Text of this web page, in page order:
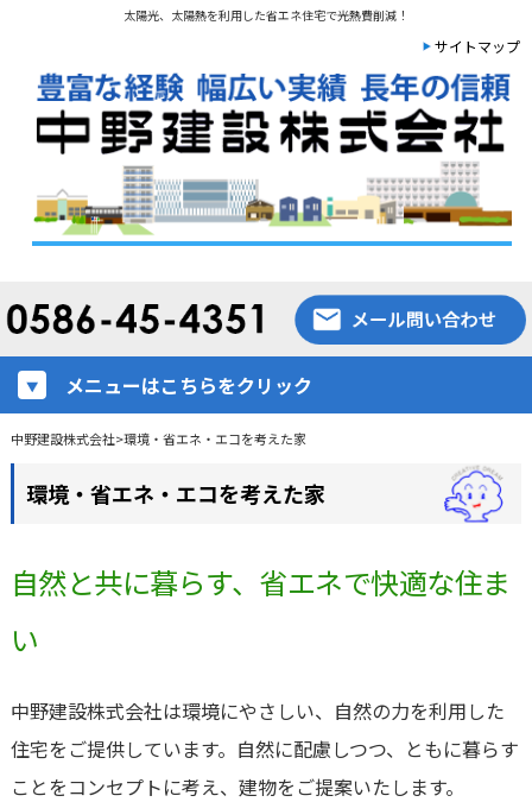
太陽光、太陽熱を利用した省エネ住宅で光熱費削減！
サイトマップ
メニューはこちらをクリック
中野建設株式会社>環境・省エネ・エコを考えた家
環境・省エネ・エコを考えた家
自然と共に暮らす、省エネで快適な住ま
い
中野建設株式会社は環境にやさしい、自然の力を利用した
住宅をご提供しています。自然に配慮しつつ、ともに暮らす
ことをコンセプトに考え、建物をご提案いたします。